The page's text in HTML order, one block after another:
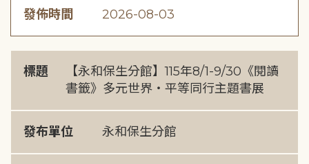
發佈時間 2026-08-03
標題
【永和保生分館】115年8/1-9/30《閱讀
書籤》多元世界・平等同行主題書展
發布單位 永和保生分館